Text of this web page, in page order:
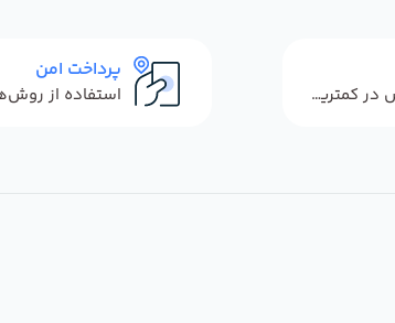
ارسال سفارش در کمترین زمان ممکن
پرداخت امن